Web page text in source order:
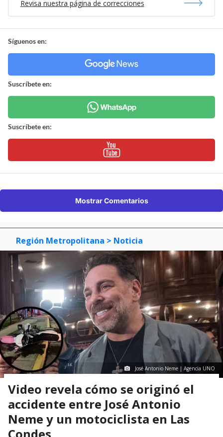
Revisa nuestra página de correcciones
Síguenos en:
Suscríbete en:
Suscríbete en:
Mostrar Comentarios
Región Metropolitana > Noticia
José Antonio Neme | Agencia UNO
Video revela cómo se originó el
accidente entre José Antonio
Neme y un motociclista en Las